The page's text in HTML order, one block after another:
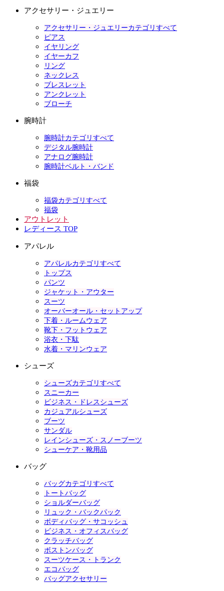
アクセサリー・ジュエリー
アクセサリー・ジュエリーカテゴリすべて
ピアス
イヤリング
イヤーカフ
リング
ネックレス
ブレスレット
アンクレット
ブローチ
腕時計
腕時計カテゴリすべて
デジタル腕時計
アナログ腕時計
腕時計ベルト・バンド
福袋
福袋カテゴリすべて
福袋
アウトレット
レディース TOP
アパレル
アパレルカテゴリすべて
トップス
パンツ
ジャケット・アウター
スーツ
オーバーオール・セットアップ
下着・ルームウェア
靴下・フットウェア
浴衣・下駄
水着・マリンウェア
シューズ
シューズカテゴリすべて
スニーカー
ビジネス・ドレスシューズ
カジュアルシューズ
ブーツ
サンダル
レインシューズ・スノーブーツ
シューケア・靴用品
バッグ
バッグカテゴリすべて
トートバッグ
ショルダーバッグ
リュック・バックパック
ボディバッグ・サコッシュ
ビジネス・オフィスバッグ
クラッチバッグ
ボストンバッグ
スーツケース・トランク
エコバッグ
バッグアクセサリー